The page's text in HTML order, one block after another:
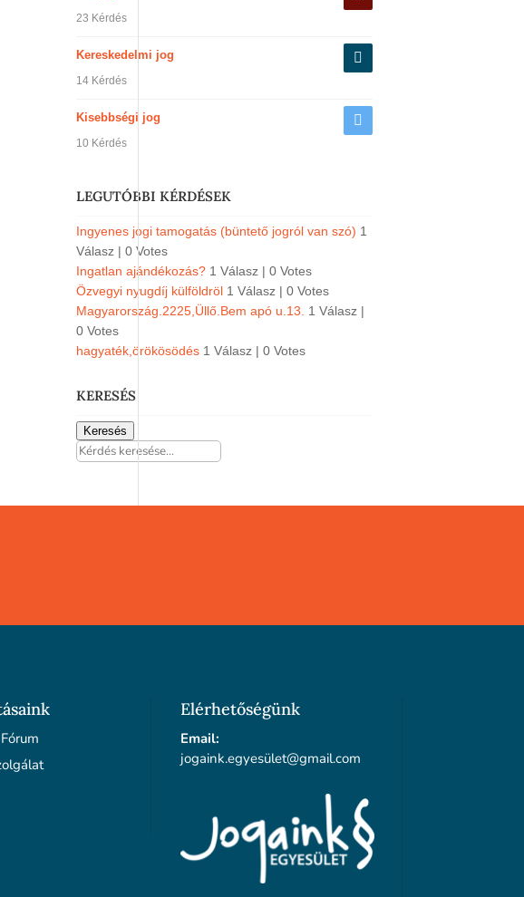
23 Kérdés
Kereskedelmi jog
14 Kérdés
Kisebbségi jog
10 Kérdés
LEGUTÓBBI KÉRDÉSEK
Ingyenes jogi tamogatás (büntető jogról van szó) 1
Válasz | 0 Votes
Ingatlan ajándékozás? 1 Válasz | 0 Votes
Özvegyi nyugdíj külföldröl 1 Válasz | 0 Votes
Magyarország.2225,Üllő.Bem apó u.13.
1 Válasz |
0 Votes
hagyaték,örökösödés 1 Válasz | 0 Votes
KERESÉS
Keresés
Elérhetőségünk
Email:
jogaink.egyesület@gmail.com